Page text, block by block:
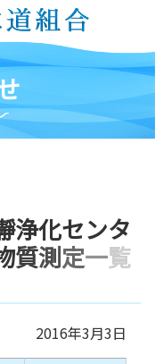
浄化センタ
質測定一覧
2016年3月3日